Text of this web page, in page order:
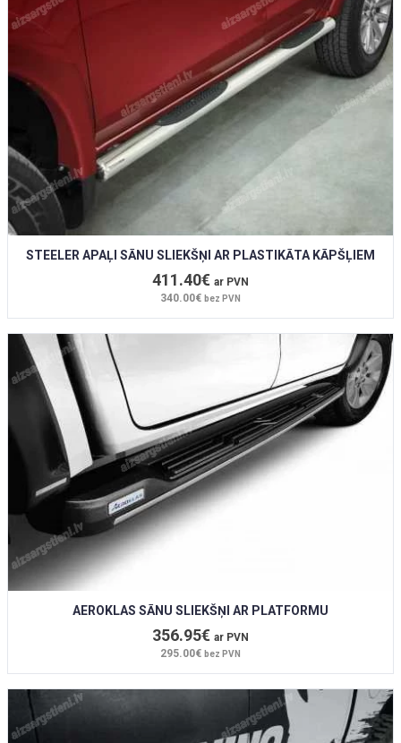
STEELER APAĻI SĀNU SLIEKŠŅI AR PLASTIKĀTA KĀPŠĻIEM
411.40€ ar PVN
340.00€ bez PVN
AEROKLAS SĀNU SLIEKŠŅI AR PLATFORMU
356.95€ ar PVN
295.00€ bez PVN